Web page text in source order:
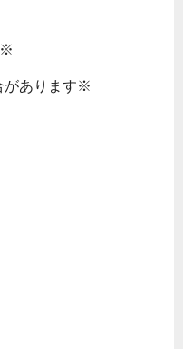
※
があります※